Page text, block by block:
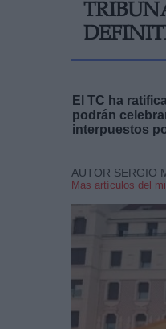
El TC ha
podrán
interpuestos
AUTOR SERGIO
Mas artículos del
Información adicional